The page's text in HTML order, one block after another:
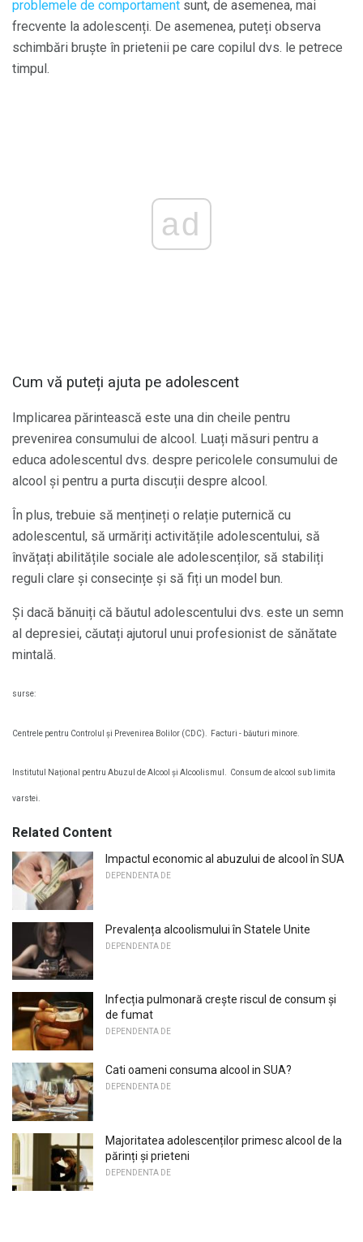
problemele de comportament sunt, de asemenea, mai
frecvente la adolescenți. De asemenea, puteți observa
schimbări bruște în prietenii pe care copilul dvs. le petrece
timpul.
ad
Cum vă puteți ajuta pe adolescent
Implicarea părintească este una din cheile pentru
prevenirea consumului de alcool. Luați măsuri pentru a
educa adolescentul dvs. despre pericolele consumului de
alcool și pentru a purta discuții despre alcool.
În plus, trebuie să mențineți o relație puternică cu
adolescentul, să urmăriți activitățile adolescentului, să
învățați abilitățile sociale ale adolescenților, să stabiliți
reguli clare și consecințe și să fiți un model bun.
Și dacă bănuiți că băutul adolescentului dvs. este un semn
al depresiei, căutați ajutorul unui profesionist de sănătate
mintală.
surse:
Centrele pentru Controlul și Prevenirea Bolilor (CDC). Facturi - băuturi minore.
Institutul Național pentru Abuzul de Alcool și Alcoolismul. Consum de alcool sub limita
varstei.
Related Content
Impactul economic al abuzului de alcool în SUA
DEPENDENTA DE
Prevalența alcoolismului în Statele Unite
DEPENDENTA DE
Infecția pulmonară crește riscul de consum și
de fumat
DEPENDENTA DE
Cati oameni consuma alcool in SUA?
DEPENDENTA DE
Majoritatea adolescenților primesc alcool de la
părinți și prieteni
DEPENDENTA DE